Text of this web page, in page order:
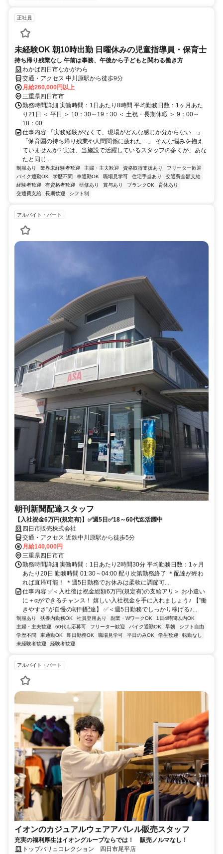
正社員
未経験OK 朝10時出勤 日曜休みの児童指導員・保育士
持ち帰り残業なし 午前は事務、午後から子どもと関わる働き方
わかば四日市なかがわら
交通・アクセス 中川原駅から徒歩9分
月給260,000円以上
三重県四日市市
勤務時間詳細 実働時間：1日あたり8時間 平均勤務日数：1ヶ月あた
り21日 ＜ 平日 ＞ 10：30～19：30 ＜ 土祝・長期休暇 ＞ 9：00～
18：00
仕事内容 「実務経験がなくて、現場がどんな感じか分からない…」
「保育園の持ち帰り残業や人間関係に疲れた…」 そんな悩みを抱え
ていませんか? 実は、当施設で活躍しているスタッフの多くが、あな
たと同じ...
制服あり 業界未経験者歓迎 主婦・主夫歓迎 資格取得支援あり
フリーター歓迎
バイク通勤OK
学歴不問 車通勤OK 職場見学可 住宅手当あり
交通費全額支給
経験者歓迎
有資格者歓迎 研修あり 賞与あり ブランクOK
育休あり
交通費支給
長期歓迎 シフト制
アルバイト・パート
朝刊新聞配達スタッフ
【入社祝金6万円(規定有)】✅週5日✅18～60代迄活躍中
四日市販売株式会社
交通・アクセス 近鉄中川原駅から徒歩5分
月給140,000円
三重県四日市市
勤務時間詳細 実働時間：1日あたり2時間30分 平均勤務日数：1ヶ月
あたり20日 勤務時間 01:30～04:00 配り次第勤務終了 ＊配達が終わ
れば直帰可能！ ＊週5日勤務でお休みは柔軟に調節可...
仕事内容 ✅＜入社後は祝金総額6万円(規定有)の支給アリ＞ お小遣い
に＋αができるチャンス！ 嬉しい入社祝金を手に入れましょう♪ 【"働
きやすさ"が自慢の朝刊配達】 ✅＜週5日勤務でしっかり稼げる♪...
制服あり 扶養内勤務OK 社員登用あり 副業・WワークOK
1日4時間以内OK
主婦・主夫歓迎
60代も応募可 フリーター歓迎 バイク通勤OK 早朝
シフト自由
学歴不問
車通勤OK 即日勤務OK 職場見学可 平日のみOK 学生歓迎
転勤なし
未経験者歓迎
経験者歓迎
アルバイト・パート
イオンのカジュアルウェアアパレル販売スタッフ
充実の福利厚生はイオングループならでは！ 販売ノルマなし！
トップバリュコレクション 四日市尾平店